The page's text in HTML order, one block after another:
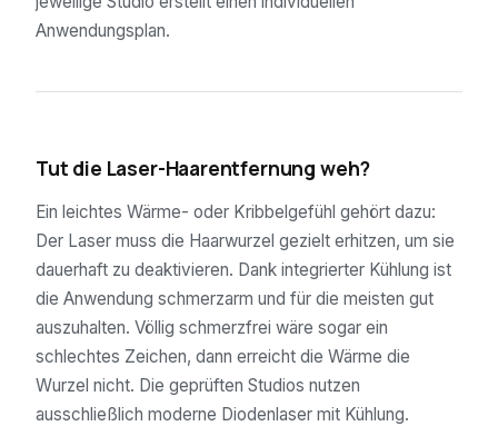
Anwendungsplan.
Tut die Laser-Haarentfernung weh?
Ein leichtes Wärme- oder Kribbelgefühl gehört dazu:
Der Laser muss die Haarwurzel gezielt erhitzen, um sie
dauerhaft zu deaktivieren. Dank integrierter Kühlung ist
die Anwendung schmerzarm und für die meisten gut
auszuhalten. Völlig schmerzfrei wäre sogar ein
schlechtes Zeichen, dann erreicht die Wärme die
Wurzel nicht. Die geprüften Studios nutzen
ausschließlich moderne Diodenlaser mit Kühlung.